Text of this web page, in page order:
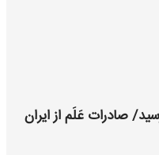
صادرات عَلَم از ایران